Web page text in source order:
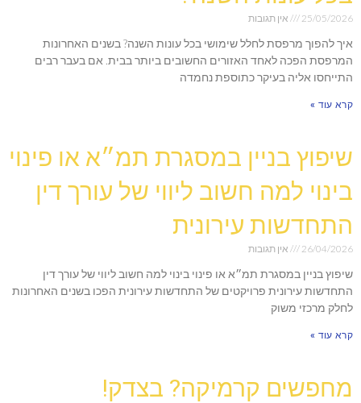
25/05/2026 אין תגובות
איך להפוך מרפסת לחלל שימושי בכל עונות השנה? בשנים האחרונות
המרפסת הפכה לאחד האזורים החשובים ביותר בבית. אם בעבר רבים
התייחסו אליה בעיקר כתוספת נחמדה
קרא עוד »
שיפוץ בניין במסגרת תמ״א או פינוי
בינוי למה חשוב ליווי של עורך דין
התחדשות עירונית
26/04/2026 אין תגובות
שיפוץ בניין במסגרת תמ״א או פינוי בינוי למה חשוב ליווי של עורך דין
התחדשות עירונית פרויקטים של התחדשות עירונית הפכו בשנים האחרונות
לחלק מרכזי משוק
קרא עוד »
מחפשים קרמיקה? בצדק!